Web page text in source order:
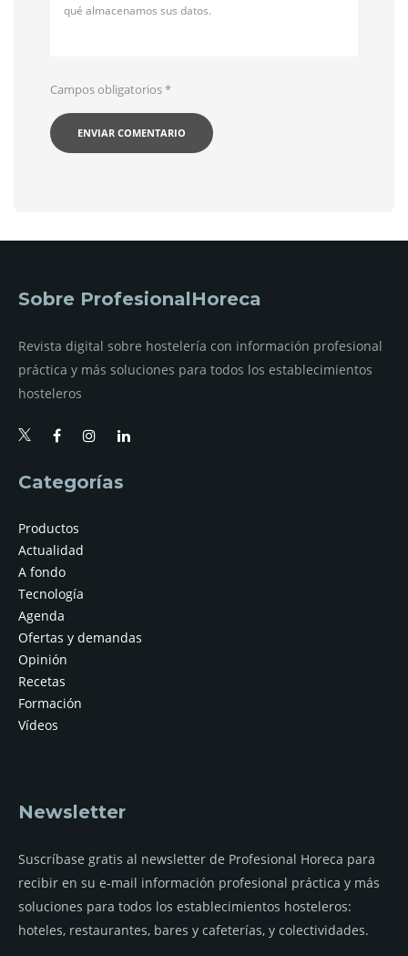
qué almacenamos sus datos.
Campos obligatorios*
Sobre ProfesionalHoreca
Revista digital sobre hostelería con información profesional
práctica y más soluciones para todos los establecimientos
hosteleros
Categorías
Productos
Actualidad
A fondo
Tecnología
Agenda
Ofertas y demandas
Opinión
Recetas
Formación
Vídeos
Newsletter
Suscríbase gratis al newsletter de Profesional Horeca para
recibir en su e-mail información profesional práctica y más
soluciones para todos los establecimientos hosteleros:
hoteles, restaurantes, bares y cafeterías, y colectividades.